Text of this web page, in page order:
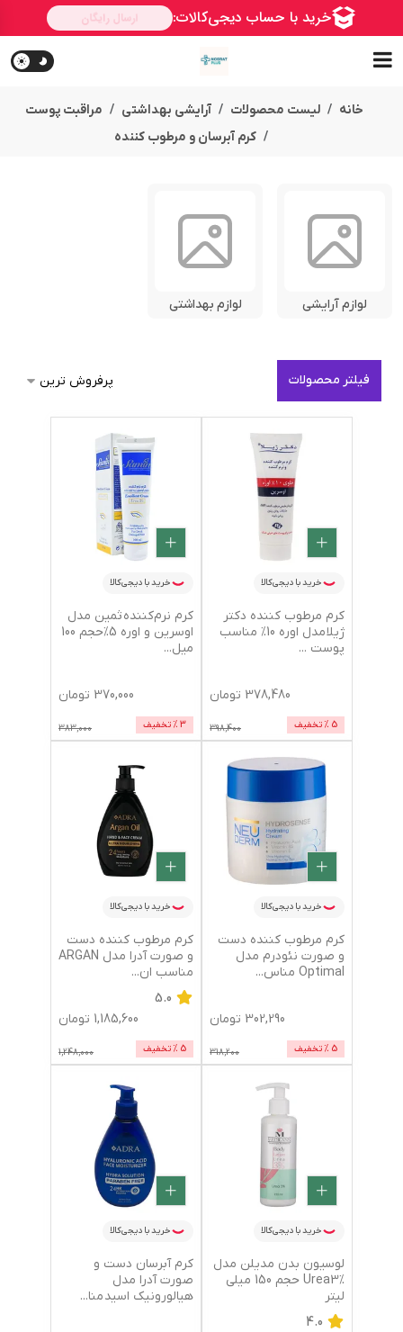
خانه لیست محصولات آرایشی بهداشتی
مراقبت پوست
کرم آبرسان و مرطوب کننده
لوازم آرایشی لوازم بهداشتی
فیلتر محصولات
خرید با دیجی‌کالا
کرم مرطوب کننده دکتر
ژیلا مدل اوره 10% مناسب
پوست ...
378,480 تومان
5 % تخفیف 398,400
خرید با دیجی‌کالا
کرم نرم‌کننده ثمین مدل
اوسرین و اوره 5%حجم 100
میل...
370,000 تومان
3 % تخفیف 383,000
خرید با دیجی‌کالا
کرم مرطوب کننده دست
و صورت نئودرم مدل
Optimal مناس
...
302,290 تومان
5 % تخفیف 318,200
خرید با دیجی‌کالا
کرم مرطوب کننده دست
و صورت آدرا مدل ARGAN
مناسب ان...
5.0
1,185,600 تومان
5 % تخفیف 1,248,000
خرید با دیجی‌کالا
لوسیون بدن مدیلن مدل
Urea3% حجم 150 میلی
لیتر
4.0
خرید با دیجی‌کالا
کرم آبرسان دست و
صورت آدرا مدل
هیالورونیک اسید منا...